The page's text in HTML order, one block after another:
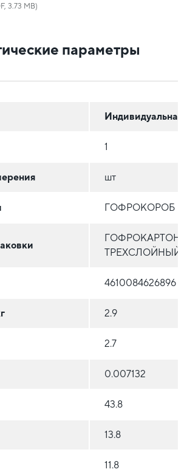
3.73 MB)
параметры
Индивидуальная
1
шт
ГОФРОКОРОБ
ГОФРОКАРТОН
ТРЕХСЛОЙНЫЙ
4610084626896
2.9
2.7
0.007132
43.8
13.8
11.8